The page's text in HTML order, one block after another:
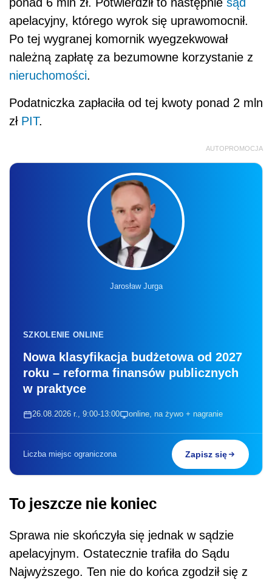
apelacyjny, którego wyrok się uprawomocnił.
Po tej wygranej komornik wyegzekwował
należną zapłatę za bezumowne korzystanie z
nieruchomości.
Podatniczka zapłaciła od tej kwoty ponad 2 mln
zł PIT.
AUTOPROMOCJA
Jarosław Jurga
SZKOLENIE ONLINE
Nowa klasyfikacja budżetowa od 2027
roku – reforma finansów publicznych
w praktyce
26.08.2026 r., 9:00-13:00 online, na żywo + nagranie
Liczba miejsc ograniczona Zapisz się
To jeszcze nie koniec
Sprawa nie skończyła się jednak w sądzie
apelacyjnym. Ostatecznie trafiła do Sądu
Najwyższego. Ten nie do końca zgodził się z